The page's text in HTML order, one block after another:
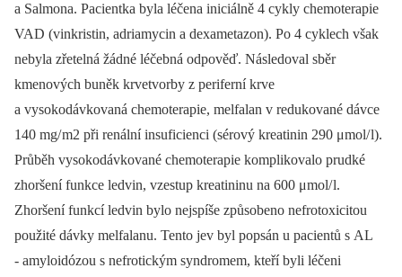
a Salmona. Pacientka byla léčena iniciálně 4 cykly chemoterapie
VAD (vinkristin, adriamycin a dexametazon). Po 4 cyklech však
nebyla zřetelná žádné léčebná odpověď. Následoval sběr
kmenových buněk krvetvorby z periferní krve
a vysokodávkovaná chemoterapie, melfalan v redukované dávce
140 mg/ m2 při renální insuficienci (sérový kreatinin 290 μmol/ l).
Průběh vysokodávkované chemoterapie komplikovalo prudké
zhoršení funkce ledvin, vzestup kreatininu na 600 μmol/ l.
Zhoršení funkcí ledvin bylo nejspíše způsobeno nefrotoxicitou
použité dávky melfalanu. Tento jev byl popsán u pacientů s AL
-⁠ amyloidózou s nefrotickým syndromem, kteří byli léčeni